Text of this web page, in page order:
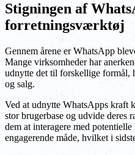
Stigningen af
forretningsværktøj
Gennem årene er WhatsApp
Mange virksomheder har
udnytte det til forskellige formål,
og salg.
Ved at udnytte WhatsApps kraft
stor brugerbase og udvide
dem at interagere med
engagerende måde, hvilket i